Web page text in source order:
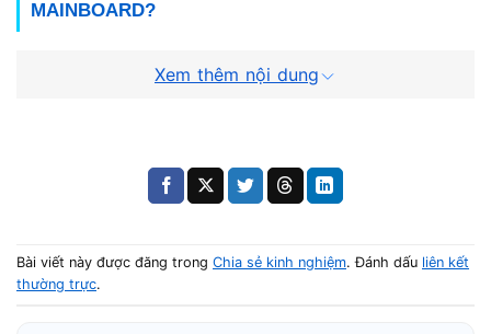
MAINBOARD?
Xem thêm nội dung
Bài viết này được đăng trong Chia sẻ kinh nghiệm. Đánh dấu liên kết
thường trực.